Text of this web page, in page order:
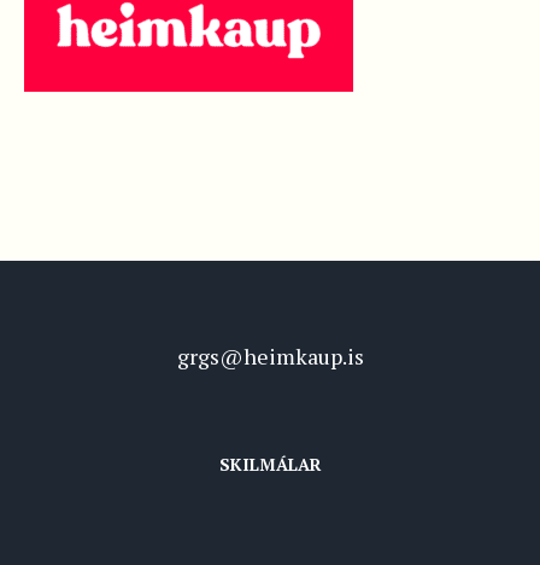
grgs@heimkaup.is
SKILMÁLAR